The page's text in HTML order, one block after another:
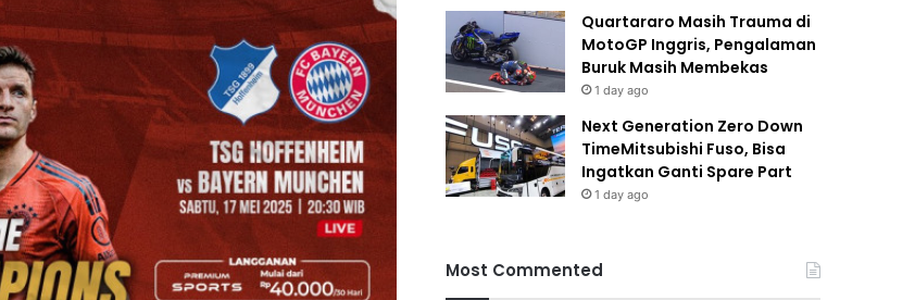
Quartararo Masih Trauma di
MotoGP Inggris, Pengalaman
Buruk Masih Membekas
1 day ago
Next Generation Zero Down
TimeMitsubishi Fuso, Bisa
Ingatkan Ganti Spare Part
1 day ago
Most Commented